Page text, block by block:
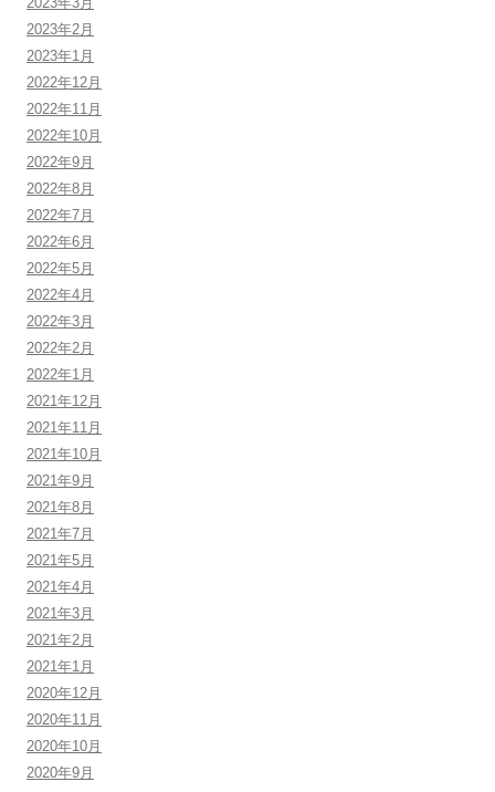
2023年2月
2023年1月
2022年12月
2022年11月
2022年10月
2022年9月
2022年8月
2022年7月
2022年6月
2022年5月
2022年4月
2022年3月
2022年2月
2022年1月
2021年12月
2021年11月
2021年10月
2021年9月
2021年8月
2021年7月
2021年5月
2021年4月
2021年3月
2021年2月
2021年1月
2020年12月
2020年11月
2020年10月
2020年9月